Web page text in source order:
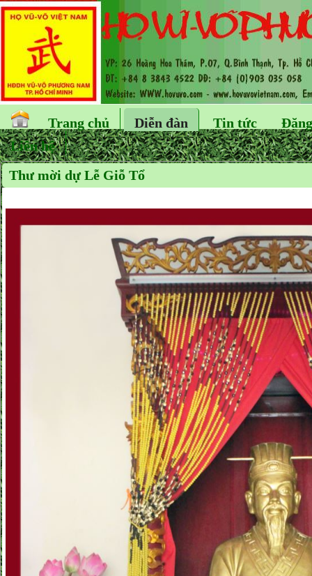
Trang chủ Diễn đàn Tin tức
Liên hệ
Thư mời dự Lễ Giỗ Tổ